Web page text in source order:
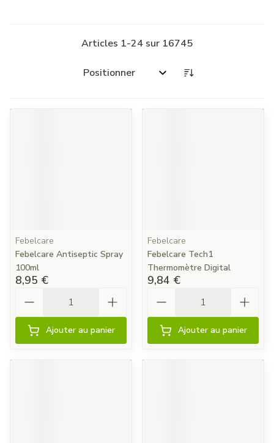
Articles 1-24 sur 16745
Trier par:
Febelcare
Febelcare Antiseptic Spray
100ml
8,95 €
Ajouter au panier
Febelcare
Febelcare Tech1
Thermomètre Digital
9,84 €
Ajouter au panier